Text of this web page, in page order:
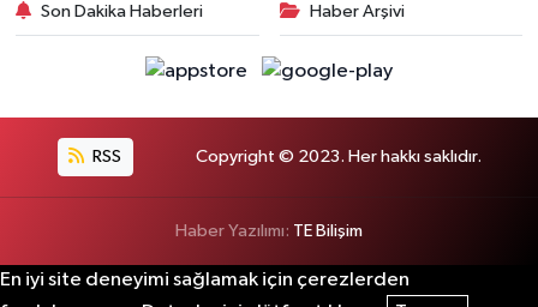
Son Dakika Haberleri Haber Arşivi
RSS Copyright © 2023. Her hakkı saklıdır.
Haber Yazılımı: TE Bilişim
En iyi site deneyimi sağlamak için çerezlerden